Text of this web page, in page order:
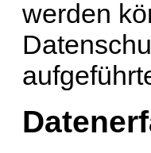
werden